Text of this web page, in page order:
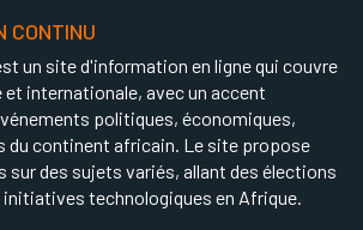
CONTINU
un site d'information en ligne qui couvre
internationale, avec un accent
politiques, économiques,
du continent africain. Le site propose
sur des sujets variés, allant des élections
technologiques en Afrique.